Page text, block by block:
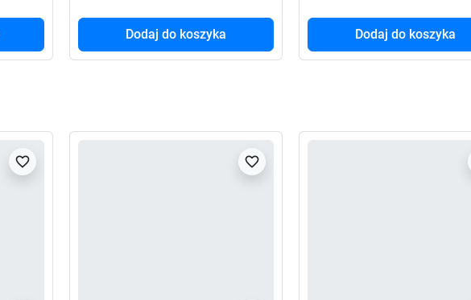
Dodaj do koszyka Dodaj do koszyka
favorite_border favorite_border